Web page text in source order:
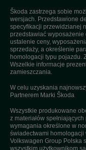
Škoda zastrzega sobie
wersjach. Przedstawione
specyfikacji przewidzianej
przedstawiać wyposażenie
ustalenie ceny,
sprzedaży, a określenie
homologacji typu pojazdu.
Wszelkie informacje
zamieszczania.
W celu uzyskania
Partnerem Marki Škoda
Wszystkie produkowane
z materiałów
wymagania określone w
świadectwami homologacji
Volkswagen Group Polska
wszystkim użytkownikom